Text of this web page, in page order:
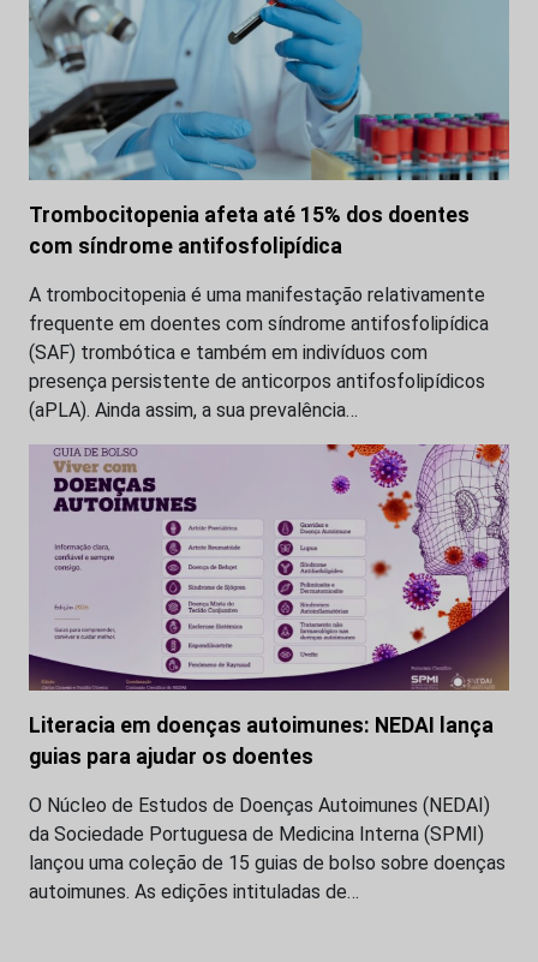
Trombocitopenia afeta até 15% dos doentes
com síndrome antifosfolipídica
A trombocitopenia é uma manifestação relativamente
frequente em doentes com síndrome antifosfolipídica
(SAF) trombótica e também em indivíduos com
presença persistente de anticorpos antifosfolipídicos
(aPLA). Ainda assim, a sua prevalência…
Literacia em doenças autoimunes: NEDAI lança
guias para ajudar os doentes
O Núcleo de Estudos de Doenças Autoimunes (NEDAI)
da Sociedade Portuguesa de Medicina Interna (SPMI)
lançou uma coleção de 15 guias de bolso sobre doenças
autoimunes. As edições intituladas de…